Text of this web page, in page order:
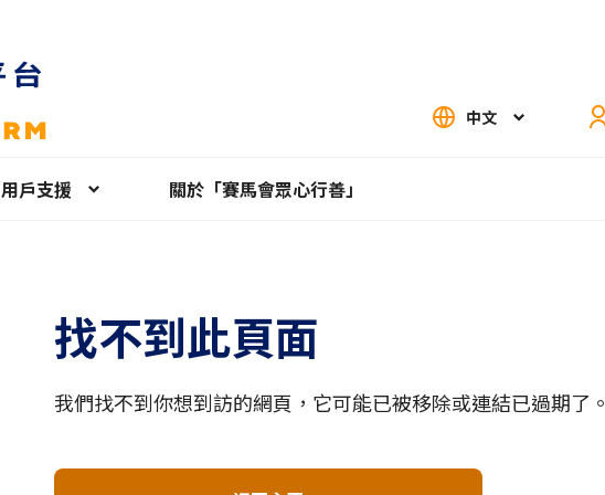
中文
用戶支援 關於「賽馬會眾心行善」
找不到此頁面
我們找不到你想到訪的網頁，它可能已被移除或連結已過期了。